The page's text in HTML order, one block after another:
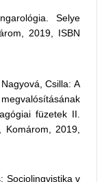
Selye
2019, ISBN
Csilla: A
füzetek II.
2019,
Sociolingvistika v